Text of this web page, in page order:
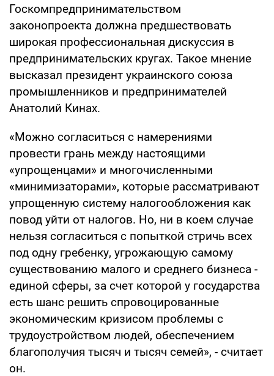
Госкомпредпринимательством
законопроекта должна предшествовать
широкая профессиональная дискуссия в
предпринимательских кругах. Такое мнение
высказал президент украинского союза
промышленников и предпринимателей
Анатолий Кинах.
«Можно согласиться с намерениями
провести грань между настоящими
«упрощенцами» и многочисленными
«минимизаторами», которые рассматривают
упрощенную систему налогообложения как
повод уйти от налогов. Но, ни в коем случае
нельзя согласиться с попыткой стричь всех
под одну гребенку, угрожающую самому
существованию малого и среднего бизнеса -
единой сферы, за счет которой у государства
есть шанс решить спровоцированные
экономическим кризисом проблемы с
трудоустройством людей, обеспечением
благополучия тысяч и тысяч семей», - считает
он.